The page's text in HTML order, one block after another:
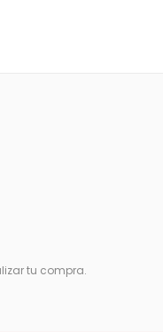
tu compra.